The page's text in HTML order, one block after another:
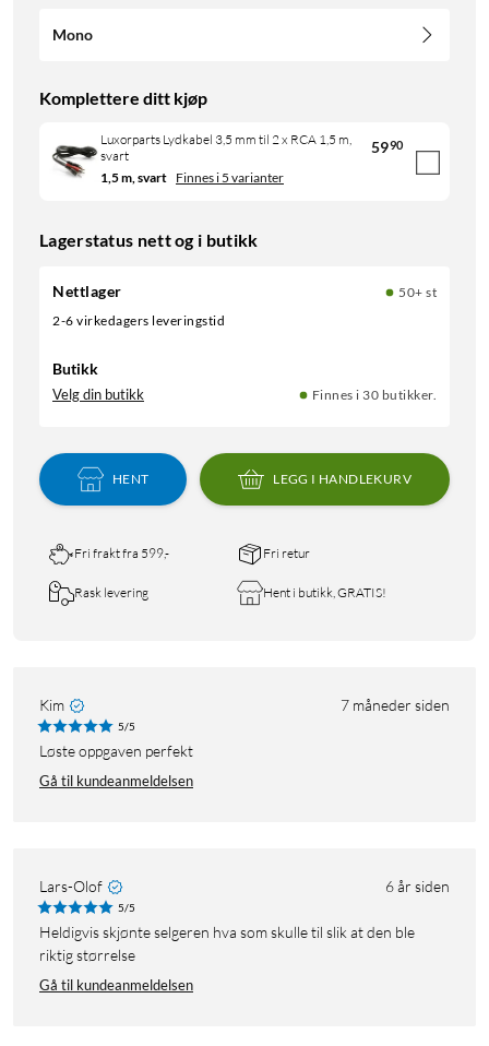
Mono
Komplettere ditt kjøp
Luxorparts Lydkabel 3,5 mm til 2 x RCA 1,5 m,
svart
5990
1,5 m, svart Finnes i 5 varianter
Lagerstatus nett og i butikk
Nettlager
50+ st
2-6 virkedagers leveringstid
Butikk
Velg din butikk Finnes i 30 butikker.
HENT LEGG I HANDLEKURV
Fri frakt fra 599,- Fri retur
Rask levering Hent i butikk, GRATIS!
Kim 7 måneder siden
5/5
Løste oppgaven perfekt
Gå til kundeanmeldelsen
Lars-Olof 6 år siden
5/5
Heldigvis skjønte selgeren hva som skulle til slik at den ble
riktig størrelse
Gå til kundeanmeldelsen